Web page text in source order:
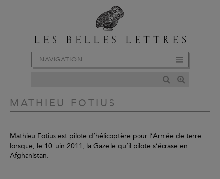
NAVIGATION
MATHIEU FOTIUS
Mathieu Fotius est pilote d’hélicoptère pour l’Armée de terre
lorsque, le 10 juin 2011, la Gazelle qu’il pilote s’écrase en
Afghanistan.